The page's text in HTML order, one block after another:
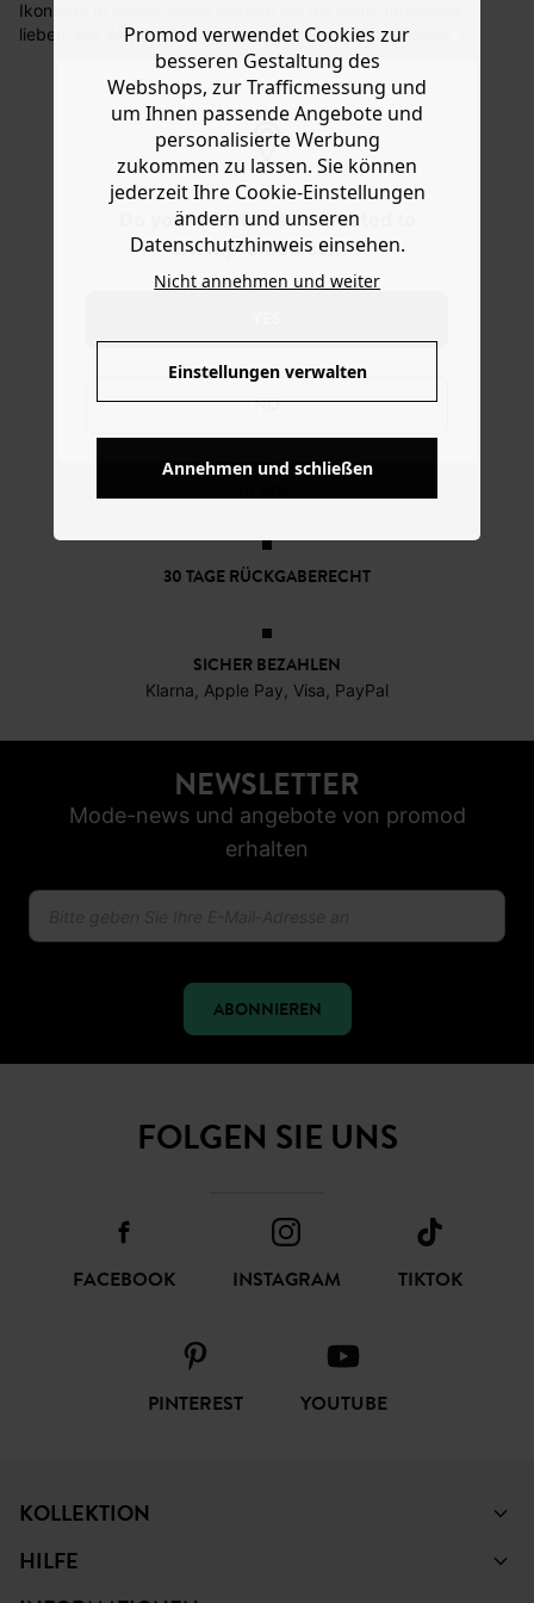
Do you want to be redirected to
www.promod.com ?
NO
Sie haben das Recht binnen30 Tagennach Erhalt der
Ware die Artikel zurückzuschicken oder umzutauschen.
Ikonisch! In dieser Jacke werden Sie die kalte Jahreszeit
lieben! Die Wendejacke hat auf einer Seite Teddyfleece,
auf der anderen ist sie gesteppt und beide Seiten haben
Ton in Ton gehaltene Einfassungen aus Cord. Das Modell
ist gerade geschnitten mit rundem Kragen und
Knopfleiste sowie langem Arm, 2 Taschen und geradem
Saum. Enthält recycelte Fasern.
KOSTENFREIE LIEFERUNG
30 TAGE RÜCKGABERECHT
SICHER BEZAHLEN
Klarna, Apple Pay, Visa, PayPal
NEWSLETTER
Mode-news und angebote von promod
erhalten
ABONNIEREN
FOLGEN SIE UNS
FACEBOOK INSTAGRAM TIKTOK
PINTEREST YOUTUBE
KOLLEKTION
HILFE
Promod verwendet Cookies zur
besseren Gestaltung des
Webshops, zur Trafficmessung und
um Ihnen passende Angebote und
personalisierte Werbung
zukommen zu lassen. Sie können
jederzeit Ihre Cookie-Einstellungen
ändern und unseren
Datenschutzhinweis einsehen.
Nicht annehmen und weiter
Einstellungen verwalten
Annehmen und schließen